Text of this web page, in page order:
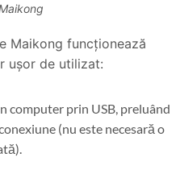
Maikong funcționează
ușor de utilizat:
computer prin USB, preluând
(nu este necesară o